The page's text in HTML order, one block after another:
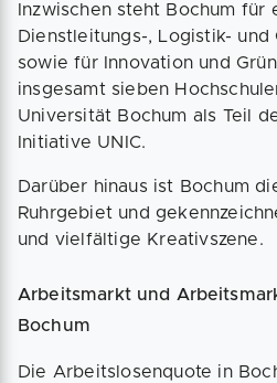
Inzwischen steht Bochum für
Dienstleitungs-, Logistik- und
sowie für Innovation und
insgesamt sieben
Universität Bochum als Teil
Initiative UNIC.
Darüber hinaus ist Bochum
Ruhrgebiet und
und vielfältige Kreativszene.
Arbeitsmarkt und
Bochum
Die Arbeitslosenquote in